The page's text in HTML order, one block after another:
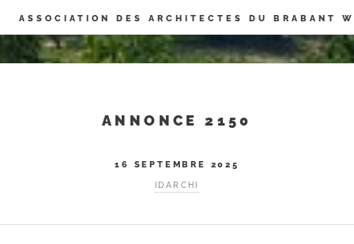
Panneau de gestion des cookies
ASSOCIATION DES ARCHITECTES DU BRABANT
ANNONCE 2150
16 SEPTEMBRE 2025
IDARCHI